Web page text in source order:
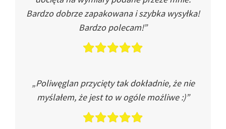
Bardzo dobrze zapakowana i szybka wysyłka!
Bardzo polecam!”
„Poliwęglan przycięty tak dokładnie, że nie
myślałem, że jest to w ogóle możliwe :)”